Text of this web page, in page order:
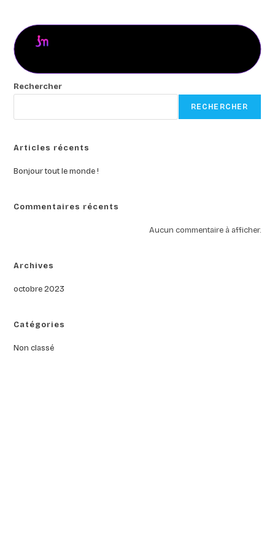
Rechercher
RECHERCHER
Articles récents
Bonjour tout le monde !
Commentaires récents
Aucun commentaire à afficher.
Archives
octobre 2023
Catégories
Non classé